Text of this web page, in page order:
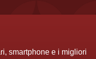
smartphone e i migliori